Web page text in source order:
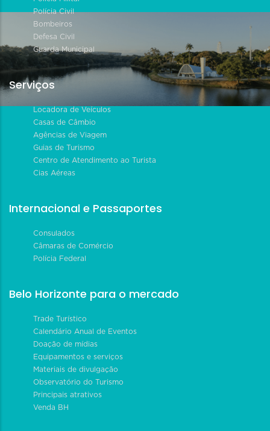
Polícia Civil
Bombeiros
Defesa Civil
Guarda Municipal
Serviços
Locadora de Veículos
Casas de Câmbio
Agências de Viagem
Guias de Turismo
Centro de Atendimento ao Turista
Cias Aéreas
Internacional e Passaportes
Consulados
Câmaras de Comércio
Polícia Federal
Belo Horizonte para o mercado
Trade Turístico
Calendário Anual de Eventos
Doação de mídias
Equipamentos e serviços
Materiais de divulgação
Observatório do Turismo
Principais atrativos
Venda BH